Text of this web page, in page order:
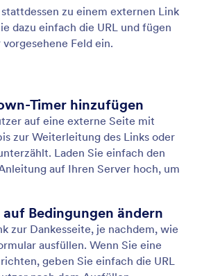
Antwort-Mails
Jotform automatisierte E-Mails und
Wenn jemand Ihr Online-
erhält er automatisch eine E-Mail
von Benachrichtigungen,
Richten Sie automatische
in wenigen Minuten ein, ohne dass
müssen.